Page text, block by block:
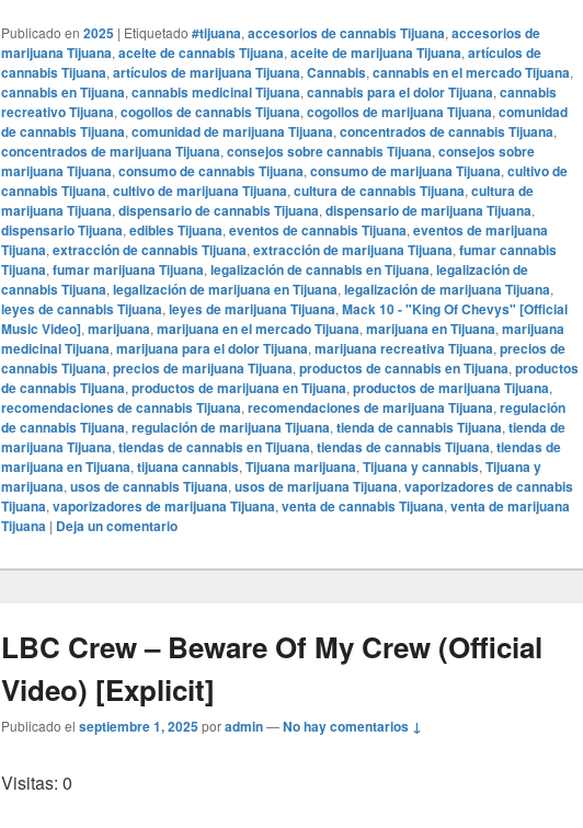
Publicado en 2025 | Etiquetado #tijuana, accesorios de cannabis Tijuana, accesorios de
marijuana Tijuana, aceite de cannabis Tijuana, aceite de marijuana Tijuana, artículos de
cannabis Tijuana, artículos de marijuana Tijuana, Cannabis, cannabis en el mercado Tijuana,
cannabis en Tijuana, cannabis medicinal Tijuana, cannabis para el dolor Tijuana, cannabis
recreativo Tijuana, cogollos de cannabis Tijuana, cogollos de marijuana Tijuana, comunidad
de cannabis Tijuana, comunidad de marijuana Tijuana, concentrados de cannabis Tijuana,
concentrados de marijuana Tijuana, consejos sobre cannabis Tijuana, consejos sobre
marijuana Tijuana, consumo de cannabis Tijuana, consumo de marijuana Tijuana, cultivo de
cannabis Tijuana, cultivo de marijuana Tijuana, cultura de cannabis Tijuana, cultura de
marijuana Tijuana, dispensario de cannabis Tijuana, dispensario de marijuana Tijuana,
dispensario Tijuana, edibles Tijuana, eventos de cannabis Tijuana, eventos de marijuana
Tijuana, extracción de cannabis Tijuana, extracción de marijuana Tijuana, fumar cannabis
Tijuana, fumar marijuana Tijuana, legalización de cannabis en Tijuana, legalización de
cannabis Tijuana, legalización de marijuana en Tijuana, legalización de marijuana Tijuana,
leyes de cannabis Tijuana, leyes de marijuana Tijuana, Mack 10 - "King Of Chevys" [Official
Music Video], marijuana, marijuana en el mercado Tijuana, marijuana en Tijuana, marijuana
medicinal Tijuana, marijuana para el dolor Tijuana, marijuana recreativa Tijuana, precios de
cannabis Tijuana, precios de marijuana Tijuana, productos de cannabis en Tijuana, productos
de cannabis Tijuana, productos de marijuana en Tijuana, productos de marijuana Tijuana,
recomendaciones de cannabis Tijuana, recomendaciones de marijuana Tijuana, regulación
de cannabis Tijuana, regulación de marijuana Tijuana, tienda de cannabis Tijuana, tienda de
marijuana Tijuana, tiendas de cannabis en Tijuana, tiendas de cannabis Tijuana, tiendas de
marijuana en Tijuana, tijuana cannabis, Tijuana marijuana, Tijuana y cannabis, Tijuana y
marijuana, usos de cannabis Tijuana, usos de marijuana Tijuana, vaporizadores de cannabis
Tijuana, vaporizadores de marijuana Tijuana, venta de cannabis Tijuana, venta de marijuana
Tijuana | Deja un comentario
LBC Crew – Beware Of My Crew (Official
Video) [Explicit]
Publicado el septiembre 1, 2025poradmin—No hay comentarios ↓
Visitas: 0